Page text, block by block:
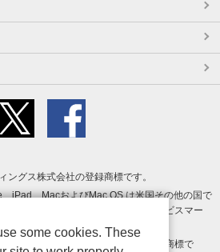
ングス株式会社の登録商標です。
iPad、MacおよびMac OS は米国その他の国で
です。App Store は Apple Inc. のサービスマー
Google Play ロゴ は Google LLC の商標で
some cookies. These